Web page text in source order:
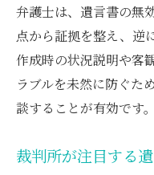
弁護士は、遺言書の無
点から証拠を整え、逆
作成時の状況説明や客
ラブルを未然に防ぐた
談することが有効です。
裁判所が注目する